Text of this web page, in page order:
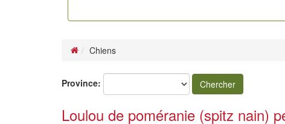
Chiens
Province: Chercher
Loulou de poméranie (spitz nain)